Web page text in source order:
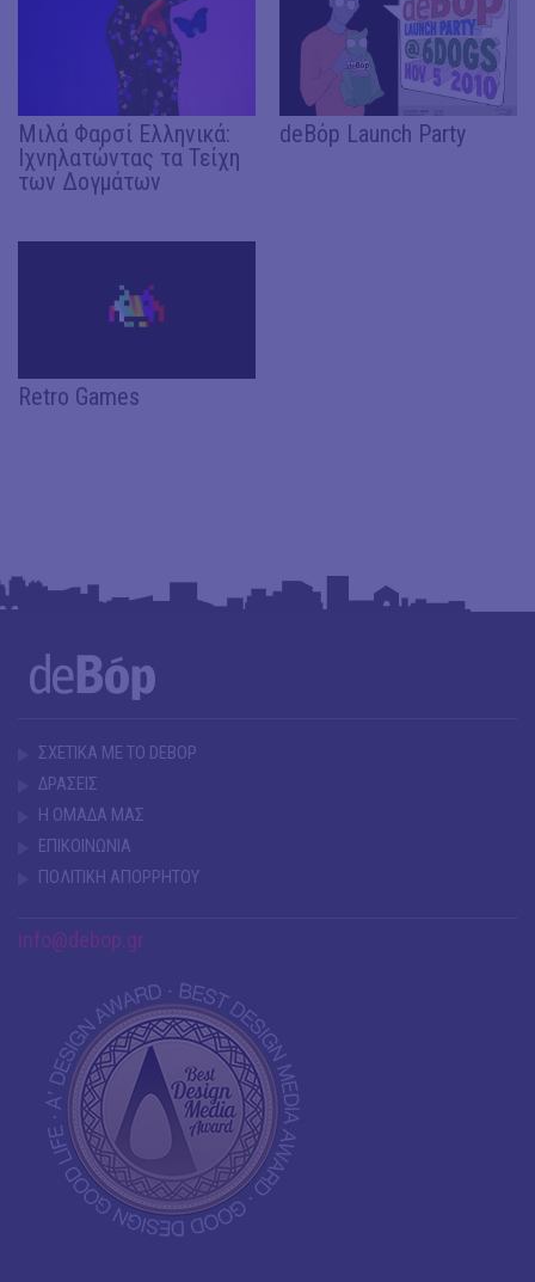
Μιλά Φαρσί Ελληνικά:
Ιχνηλατώντας τα Τείχη
των Δογμάτων
deBόp Launch Party
Retro Games
ΣΧΕΤΙΚΑ ΜΕ ΤΟ DEBOP
ΔΡΑΣΕΙΣ
Η ΟΜΑΔΑ ΜΑΣ
ΕΠΙΚΟΙΝΩΝΙΑ
ΠΟΛΙΤΙΚΗ ΑΠΟΡΡΗΤΟΥ
info@debop.gr